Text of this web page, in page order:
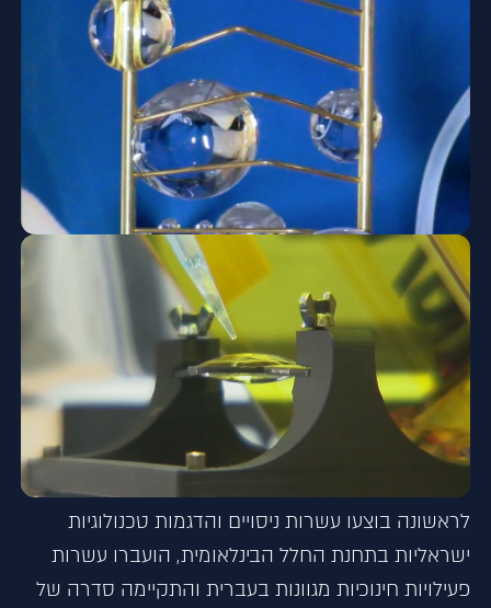
לראשונה בוצעו עשרות ניסויים והדגמות טכנולוגיות
ישראליות בתחנת החלל הבינלאומית, הועברו עשרות
פעילויות חינוכיות מגוונות בעברית והתקיימה סדרה של